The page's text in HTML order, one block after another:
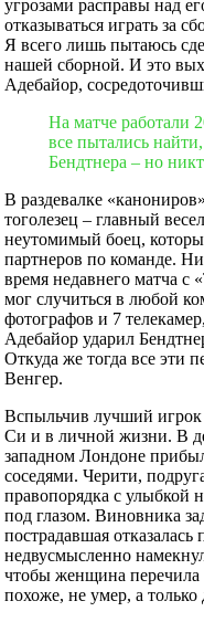
угрозами расправы над
отказываться играть за
Я всего лишь пытаюсь
нашей сборной. И это
Адебайор,
На матче работали
все пытались
Бендтнера – но
В раздевалке
тоголезец – главный
неутомимый боец,
партнеров по команде.
время недавнего матча
мог случиться в любой
фотографов и 7
Адебайор ударил
Откуда же тогда все эти
Венгер.
Вспыльчив лучший
Си и в личной жизни. В
западном Лондоне
соседями. Черити,
правопорядка с
под глазом. Виновника
пострадавшая
недвусмысленно
чтобы женщина перечила
похоже, не умер, а только